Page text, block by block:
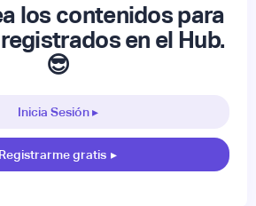
los contenidos para
en el Hub.
😎
Inicia Sesión ▸
Registrarme gratis ▸